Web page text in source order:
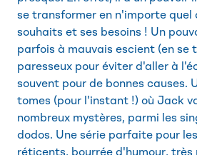
se transformer en n'importe quel
souhaits et ses besoins ! Un
parfois à mauvais escient (en se
paresseux pour éviter d'aller à
souvent pour de bonnes causes.
tomes (pour l'instant !) où Jack
nombreux mystères, parmi les
dodos. Une série parfaite pour
réticents, bourrée d'humour,